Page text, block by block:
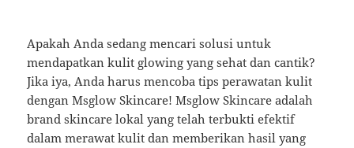
Apakah Anda sedang mencari solusi untuk
mendapatkan kulit glowing yang sehat dan cantik?
Jika iya, Anda harus mencoba tips perawatan kulit
dengan Msglow Skincare! Msglow Skincare adalah
brand skincare lokal yang telah terbukti efektif
dalam merawat kulit dan memberikan hasil yang